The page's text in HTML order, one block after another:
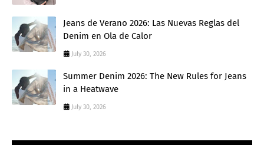
Jeans de Verano 2026: Las Nuevas Reglas del
Denim en Ola de Calor
July 30, 2026
Summer Denim 2026: The New Rules for Jeans
in a Heatwave
July 30, 2026